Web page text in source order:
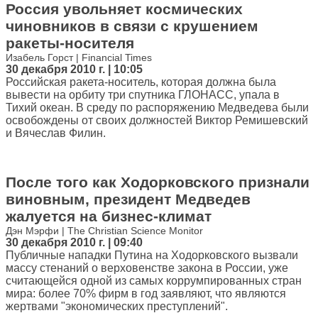
Россия увольняет космических
чиновников в связи с крушением
ракеты-носителя
Изабель Горст | Financial Times
30 декабря 2010 г. | 10:05
Российская ракета-носитель, которая должна была
вывести на орбиту три спутника ГЛОНАСС, упала в
Тихий океан. В среду по распоряжению Медведева были
освобождены от своих должностей Виктор Ремишевский
и Вячеслав Филин.
После того как Ходорковского признали
виновным, президент Медведев
жалуется на бизнес-климат
Дэн Мэрфи | The Christian Science Monitor
30 декабря 2010 г. | 09:40
Публичные нападки Путина на Ходорковского вызвали
массу стенаний о верховенстве закона в России, уже
считающейся одной из самых коррумпированных стран
мира: более 70% фирм в год заявляют, что являются
жертвами "экономических преступлений".